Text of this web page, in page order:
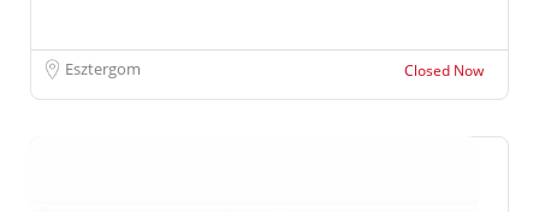
Esztergom Closed Now